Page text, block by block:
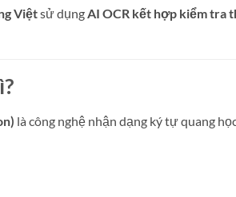
Việtsử dụng AI OCR kết hợp kiểm tra
là công nghệ nhận dạng ký tự quang